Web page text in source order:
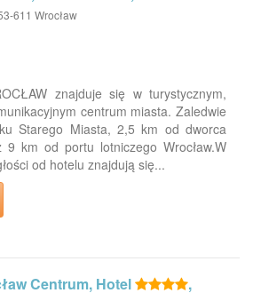
611 Wrocław
znajduje się w turystycznym,
centrum miasta. Zaledwie
Starego Miasta, 2,5 km od dworca
9 km od portu lotniczego Wrocław.W
od hotelu znajdują się...
Centrum, Hotel ,